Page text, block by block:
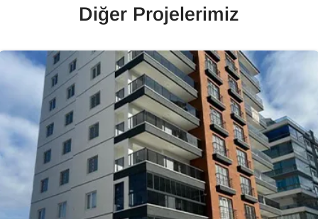
Diğer Projelerimiz